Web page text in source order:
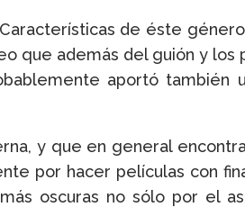
de éste
que además del guión y los
aportó también
y que en general
por hacer películas con
oscuras no sólo por el